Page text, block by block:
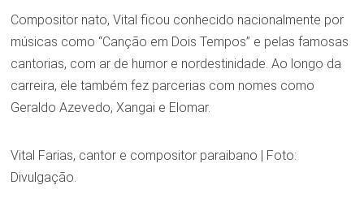
Compositor nato, Vital ficou conhecido nacionalmente por
músicas como “Canção em Dois Tempos” e pelas famosas
cantorias, com ar de humor e nordestinidade. Ao longo da
carreira, ele também fez parcerias com nomes como
Geraldo Azevedo, Xangai e Elomar.
Vital Farias, cantor e compositor paraibano | Foto:
Divulgação.